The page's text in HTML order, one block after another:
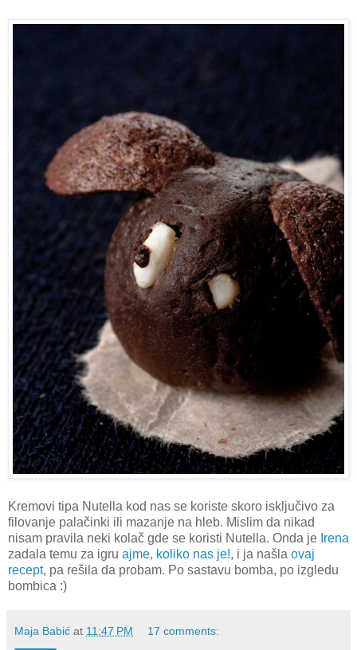
Kremovi tipa Nutella kod nas se koriste skoro isključivo za
filovanje palačinki ili mazanje na hleb. Mislim da nikad
nisam pravila neki kolač gde se koristi Nutella. Onda je Irena
zadala temu za igru ajme, koliko nas je!, i ja našla ovaj
recept, pa rešila da probam. Po sastavu bomba, po izgledu
bombica :)
Maja Babić at 11:47 PM 17 comments: